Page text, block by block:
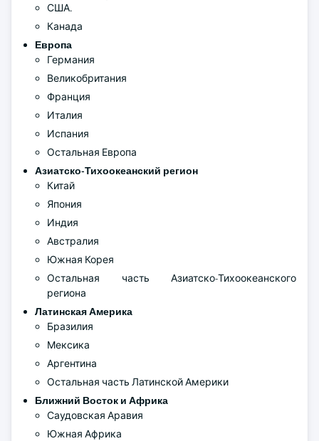
США.
Канада
Европа
Германия
Великобритания
Франция
Италия
Испания
Остальная Европа
Азиатско-Тихоокеанский регион
Китай
Япония
Индия
Австралия
Южная Корея
Остальная часть Азиатско-Тихоокеанского
региона
Латинская Америка
Бразилия
Мексика
Аргентина
Остальная часть Латинской Америки
Ближний Восток и Африка
Саудовская Аравия
Южная Африка